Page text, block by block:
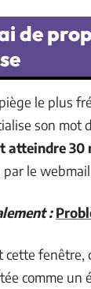
de
piège le plus
son mot
atteindre 30
par le
:
cette fenêtre,
comme un